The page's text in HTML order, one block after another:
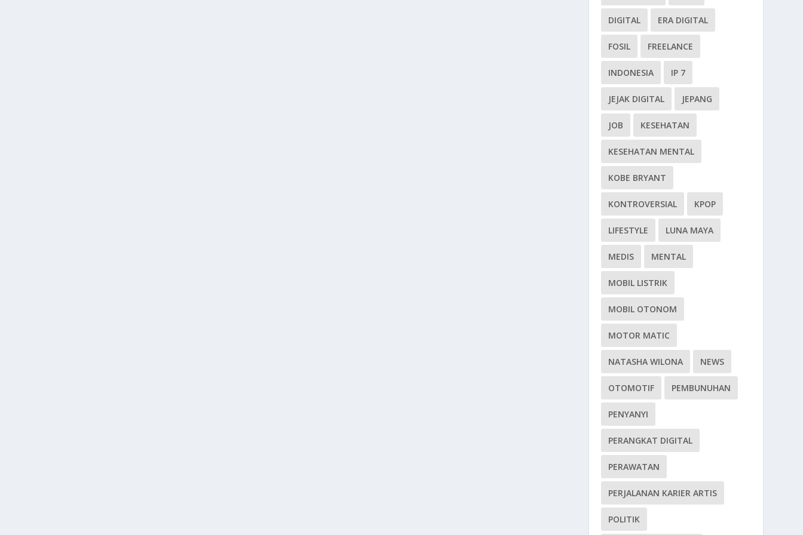
DIGITAL ERA DIGITAL
FOSIL FREELANCE
INDONESIA IP 7
JEJAK DIGITAL JEPANG
JOB KESEHATAN
KESEHATAN MENTAL
KOBE BRYANT
KONTROVERSIAL KPOP
LIFESTYLE LUNA MAYA
MEDIS MENTAL
MOBIL LISTRIK
MOBIL OTONOM
MOTOR MATIC
NATASHA WILONA NEWS
OTOMOTIF PEMBUNUHAN
PENYANYI
PERANGKAT DIGITAL
PERAWATAN
PERJALANAN KARIER ARTIS
POLITIK